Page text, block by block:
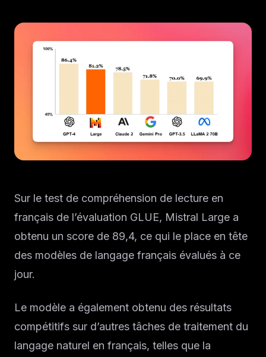
À propos
Blog IA
Sur le test de compréhension de lecture en
français de l’évaluation GLUE, Mistral Large a
obtenu un score de 89,4, ce qui le place en tête
des modèles de langage français évalués à ce
jour.
Le modèle a également obtenu des résultats
compétitifs sur d’autres tâches de traitement du
langage naturel en français, telles que la